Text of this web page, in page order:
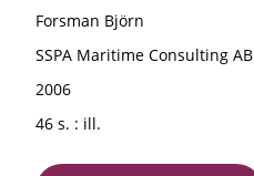
Forsman Björn
SSPA Maritime Consulting AB
2006
46 s. : ill.